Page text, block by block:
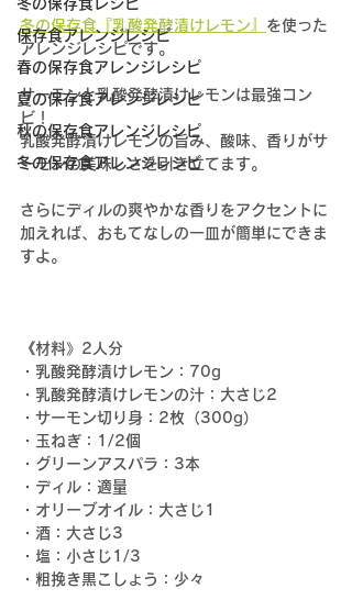
冬の保存食レシピ
保存食アレンジレシピ
春の保存食アレンジレシピ
夏の保存食アレンジレシピ
秋の保存食アレンジレシピ
冬の保存食アレンジレシピ
冬の保存食『乳酸発酵漬けレモン』 を使った
アレンジレシピです。
サーモンと乳酸発酵漬けレモンは最強コン
ビ！
乳酸発酵漬けレモンの旨み、酸味、香りがサ
ーモンの美味しさを引き立てます。
さらにディルの爽やかな香りをアクセントに
加えれば、おもてなしの一皿が簡単にできま
すよ。
《材料》 2人分
・乳酸発酵漬けレモン：70g
・乳酸発酵漬けレモンの汁：大さじ2
・サーモン切り身：2枚（300g）
・玉ねぎ：1/2個
・グリーンアスパラ：3本
・ディル：適量
・オリーブオイル：大さじ1
・酒：大さじ3
・塩：小さじ1/3
・粗挽き黒こしょう：少々